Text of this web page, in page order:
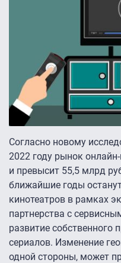
Согласно новому
2022 году рынок
и превысит 55,5 млрд
ближайшие годы
кинотеатров в рамках
партнерства с
развитие собственного
сериалов. Изменение
одной стороны, может